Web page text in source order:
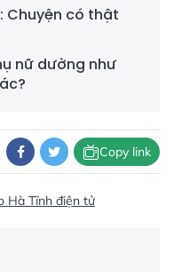
Chuyện có thật
nữ dường như
Copy link
Hà Tĩnh điện tử